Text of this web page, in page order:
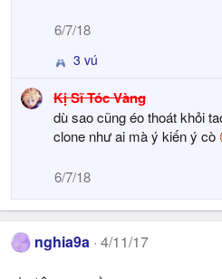
6/7/18
R
a
c
t
o
n
s
:
3 vú
Kị Sĩ Tóc Vàng
dù sao cũng éo thoát khỏi
clone như ai mà ý kiến ý cò
6/7/18
nghia9a 4/11/17